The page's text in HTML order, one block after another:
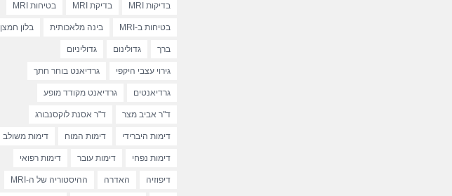
בדיקות MRI בדיקת MRI בטיחות MRI
בטיחות ב-MRI בינה מלאכותית בלון חמצן
ברך גדולינום גדוליניום
גירוי עצבי היקפי גרדיאנט בוחר חתך
גרדיאנטים גרדיאנט מקודד מופע
ד"ר אביב מצר ד"ר אסנת לוקסנבורג
דימות היברידי דימות המוח דימות משולב
דימות נפחי דימות עובר דימות רפואי
דיפוזיה האדרה ההיסטוריה של ה-MRI